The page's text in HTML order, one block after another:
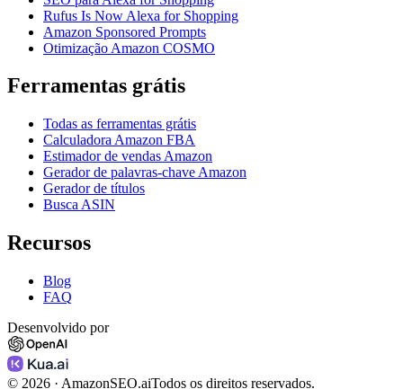
Rufus Is Now Alexa for Shopping
Amazon Sponsored Prompts
Otimização Amazon COSMO
Ferramentas grátis
Todas as ferramentas grátis
Calculadora Amazon FBA
Estimador de vendas Amazon
Gerador de palavras-chave Amazon
Gerador de títulos
Busca ASIN
Recursos
Blog
FAQ
Desenvolvido por
© 2026 · AmazonSEO.aiTodos os direitos reservados.